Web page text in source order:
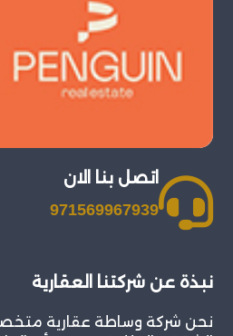
اتصل بنا الان
971569967939
نبذة عن شركتنا العقارية
نحن شركة وساطة عقارية